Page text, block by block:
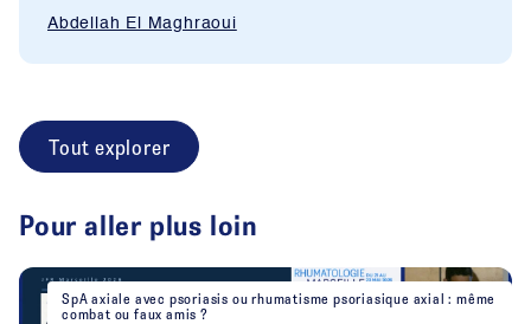
Abdellah El Maghraoui
Tout explorer
Pour aller plus loin
SpA axiale avec psoriasis ou rhumatisme psoriasique axial : même
combat ou faux amis ?